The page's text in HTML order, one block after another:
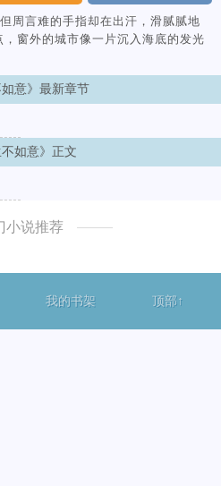
周言难的手指却在出汗，滑腻腻地
窗外的城市像一片沉入海底的发光
如意》最新章节
不如意》正文
小说推荐
我的书架 顶部↑